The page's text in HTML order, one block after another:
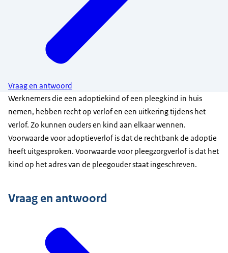
Vraag en antwoord
Werknemers die een adoptiekind of een pleegkind in huis
nemen, hebben recht op verlof en een uitkering tijdens het
verlof. Zo kunnen ouders en kind aan elkaar wennen.
Voorwaarde voor adoptieverlof is dat de rechtbank de adoptie
heeft uitgesproken. Voorwaarde voor pleegzorgverlof is dat het
kind op het adres van de pleegouder staat ingeschreven.
Vraag en antwoord